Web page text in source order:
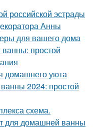
российской эстрады
Анны
для вашего дома
простой
домашнего уюта
2024: простой
схема.
для домашней ванны